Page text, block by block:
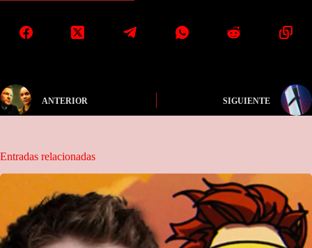
ANTERIOR SIGUIENTE
Entradas relacionadas